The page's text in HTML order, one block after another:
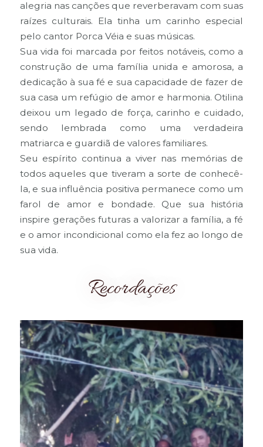
alegria nas canções que reverberavam com suas
raízes culturais. Ela tinha um carinho especial
pelo cantor Porca Véia e suas músicas.
Sua vida foi marcada por feitos notáveis, como a
construção de uma família unida e amorosa, a
dedicação à sua fé e sua capacidade de fazer de
sua casa um refúgio de amor e harmonia. Otilina
deixou um legado de força, carinho e cuidado,
sendo lembrada como uma verdadeira
matriarca e guardiã de valores familiares.
Seu espírito continua a viver nas memórias de
todos aqueles que tiveram a sorte de conhecê-
la, e sua influência positiva permanece como um
farol de amor e bondade. Que sua história
inspire gerações futuras a valorizar a família, a fé
e o amor incondicional como ela fez ao longo de
sua vida.
Recordações